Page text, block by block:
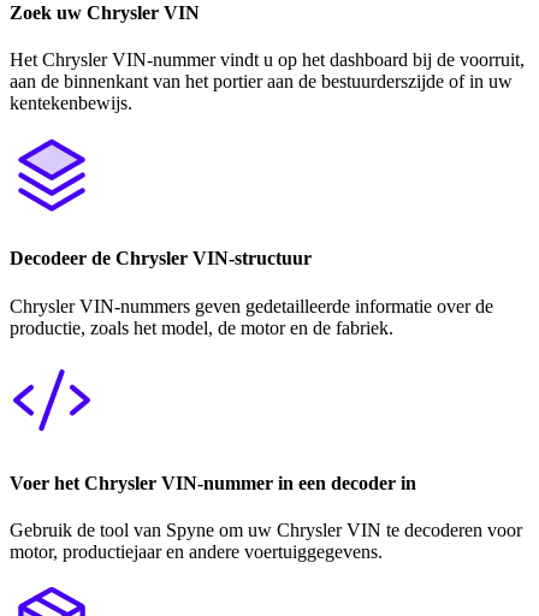
Zoek uw Chrysler VIN
Het Chrysler VIN-nummer vindt u op het dashboard bij de voorruit,
aan de binnenkant van het portier aan de bestuurderszijde of in uw
kentekenbewijs.
Decodeer de Chrysler VIN-structuur
Chrysler VIN-nummers geven gedetailleerde informatie over de
productie, zoals het model, de motor en de fabriek.
Voer het Chrysler VIN-nummer in een decoder in
Gebruik de tool van Spyne om uw Chrysler VIN te decoderen voor
motor, productiejaar en andere voertuiggegevens.